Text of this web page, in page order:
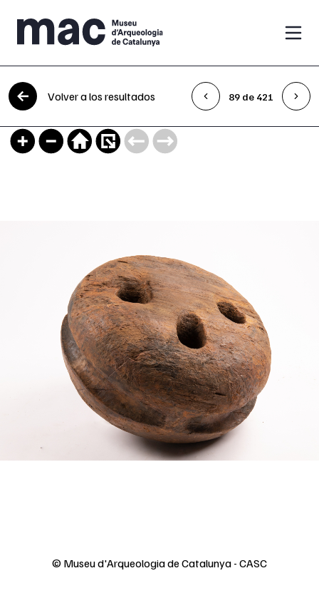
Saltar al contenido
Volver a los resultados 89 de 421
© Museu d'Arqueologia de Catalunya - CASC